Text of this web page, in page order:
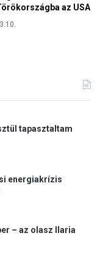
az USA
tapasztaltam
energiakrízis
– az olasz Ilaria